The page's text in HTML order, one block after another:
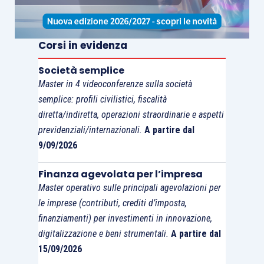
3,75%) con codice tributo 8906, periodo 01/2021.
Gliinteressisono calcolati, dal giorno
successivo alla scadenza al giorno di pagamento
compreso, tenendo conto della variazione del
saggio legale dallo 0,01% fino al 31 dicembre
2021, all’1,25% a decorrere dal 1° gennaio 2022.
Essi ammontano a 9,99 euro (ossia 1.000 euro *
più 1.000 euro * 1,25 * 289 giorni / 36.500 = 9,90
euro per il 2022) e si versano in aggiunta al
codice tributo 1040.
Nelquadro ST del modello 770/2022 verrà
Corsi in evidenza
Società semplice
Master in 4 videoconferenze sulla società
semplice: profili civilistici, fiscalità
diretta/indiretta, operazioni straordinarie e aspetti
previdenziali/internazionali. A partire dal
9/09/2026
Finanza agevolata per l’impresa
Master operativo sulle principali agevolazioni per
le imprese (contributi, crediti d’imposta,
finanziamenti) per investimenti in innovazione,
digitalizzazione e beni strumentali. A partire dal
15/09/2026